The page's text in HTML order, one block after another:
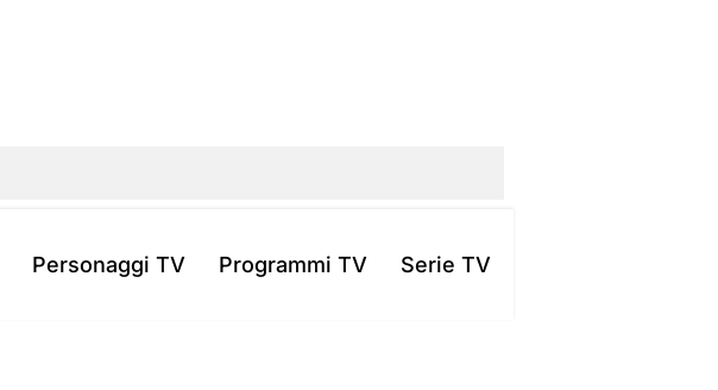
Personaggi TV Programmi TV Serie TV